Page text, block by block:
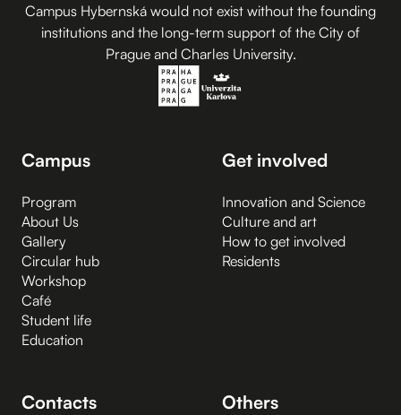
Campus Hybernská would not exist without the founding
institutions and the long-term support of the City of
Prague and Charles University.
Campus
Program
About Us
Gallery
Circular hub
Workshop
Café
Student life
Education
Get involved
Innovation and Science
Culture and art
How to get involved
Residents
Contacts Others